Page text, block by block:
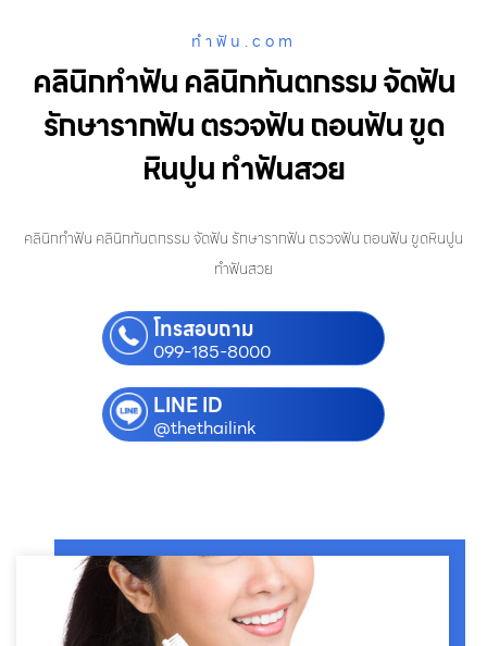
ทําฟัน.com
คลินิกทำฟัน คลินิกทันตกรรม จัดฟัน
รักษารากฟัน ตรวจฟัน ถอนฟัน ขูด
หินปูน ทำฟันสวย
คลินิกทำฟัน คลินิกทันตกรรม จัดฟัน รักษารากฟัน ตรวจฟัน ถอนฟัน ขูดหินปูน
ทำฟันสวย
โทรสอบถาม
099-185-8000
LINE ID
@thethailink